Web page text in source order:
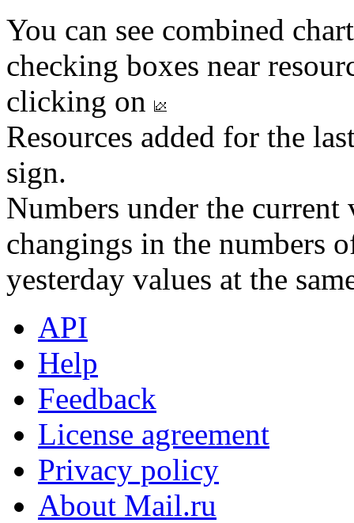
You can see combined
checking boxes near
clicking on
Resources added for the
sign.
Numbers under the
changings in the numbers
yesterday values at the
API
Help
Feedback
License agreement
Privacy policy
About Mail.ru